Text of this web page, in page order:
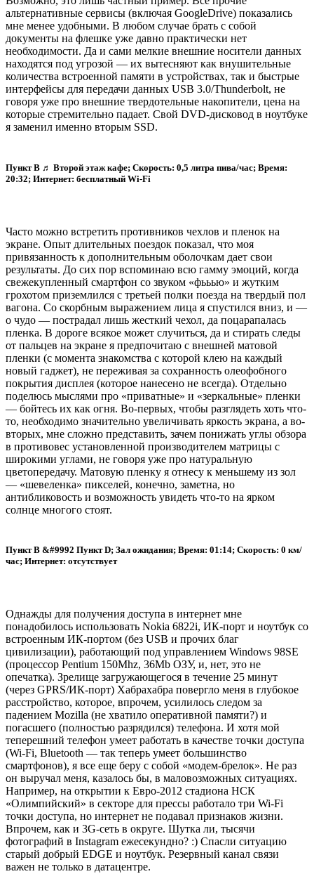
альтернативные сервисы (включая GoogleDrive) показались
мне менее удобными. В любом случае брать с собой
документы на флешке уже давно практически нет
необходимости. Да и сами мелкие внешние носители данных
находятся под угрозой — их вытесняют как внушительные
количества встроенной памяти в устройствах, так и быстрые
интерфейсы для передачи данных USB 3.0/Thunderbolt, не
говоря уже про внешние твердотельные накопители, цена на
которые стремительно падает. Свой DVD-дисковод в ноутбуке
я заменил именно вторым SSD.
Пункт B ♬ Второй этаж кафе; Скорость: 0,5 литра пива/час; Время:
20:32; Интернет: бесплатный Wi-Fi
Часто можно встретить противников чехлов и пленок на
экране. Опыт длительных поездок показал, что моя
привязанность к дополнительным оболочкам дает свои
результаты. До сих пор вспоминаю всю гамму эмоций, когда
свежекупленный смартфон со звуком «фььью» и жутким
грохотом приземлился с третьей полки поезда на твердый пол
вагона. Со скорбным выражением лица я спустился вниз, и —
о чудо — пострадал лишь жесткий чехол, да поцарапалась
пленка. В дороге всякое может случиться, да и стирать следы
от пальцев на экране я предпочитаю с внешней матовой
пленки (с момента знакомства с которой клею на каждый
новый гаджет), не переживая за сохранность олеофобного
покрытия дисплея (которое нанесено не всегда). Отдельно
поделюсь мыслями про «приватные» и «зеркальные» пленки
— бойтесь их как огня. Во-первых, чтобы разглядеть хоть что-
то, необходимо значительно увеличивать яркость экрана, а во-
вторых, мне сложно представить, зачем понижать углы обзора
в противовес установленной производителем матрицы с
широкими углами, не говоря уже про натуральную
цветопередачу. Матовую пленку я отнесу к меньшему из зол
— «шевеленка» пикселей, конечно, заметна, но
антибликовость и возможность увидеть что-то на ярком
солнце многого стоят.
Пункт B &#9992 Пункт D; Зал ожидания; Время: 01:14; Скорость: 0 км/
час; Интернет: отсутствует
Однажды для получения доступа в интернет мне
понадобилось использовать Nokia 6822i, ИК-порт и ноутбук со
встроенным ИК-портом (без USB и прочих благ
цивилизации), работающий под управлением Windows 98SE
(процессор Pentium 150Mhz, 36Mb ОЗУ, и, нет, это не
опечатка). Зрелище загружающегося в течение 25 минут
(через GPRS/ИК-порт) Хабрахабра повергло меня в глубокое
расстройство, которое, впрочем, усилилось следом за
падением Mozilla (не хватило оперативной памяти?) и
погасшего (полностью разрядился) телефона. И хотя мой
теперешний телефон умеет работать в качестве точки доступа
(Wi-Fi, Bluetooth — так теперь умеет большинство
смартфонов), я все еще беру с собой «модем-брелок». Не раз
он выручал меня, казалось бы, в маловозможных ситуациях.
Например, на открытии к Евро-2012 стадиона НСК
«Олимпийский» в секторе для прессы работало три Wi-Fi
точки доступа, но интернет не подавал признаков жизни.
Впрочем, как и 3G-сеть в округе. Шутка ли, тысячи
фотографий в Instagram ежесекундно? :) Спасли ситуацию
старый добрый EDGE и ноутбук. Резервный канал связи
важен не только в датацентре.